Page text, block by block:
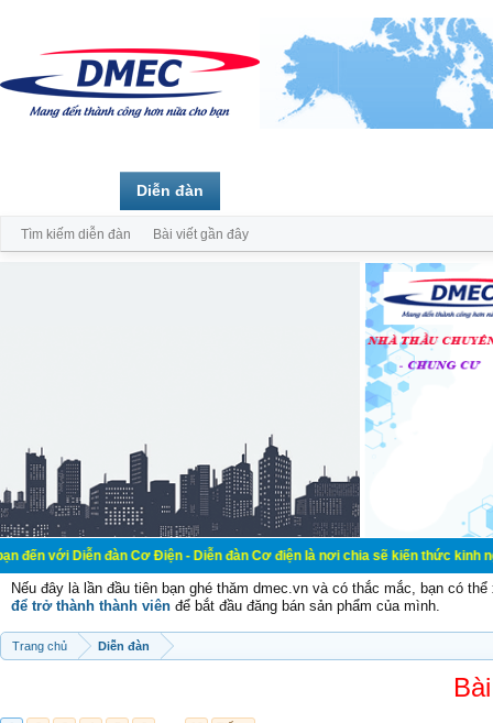
đàn Cơ Điện - Diễn đàn Cơ điện là nơi chia sẽ kiến thức kinh nghiệm
Nếu đây là lần đầu tiên bạn ghé thăm dmec.vn và có thắc mắc, bạn có
để trở thành thành viên để bắt đầu đăng bán sản phẩm của mình.
Trang chủ Diễn đàn
Diễn đàn
Tìm kiếm diễn đàn Bài viết gần đây